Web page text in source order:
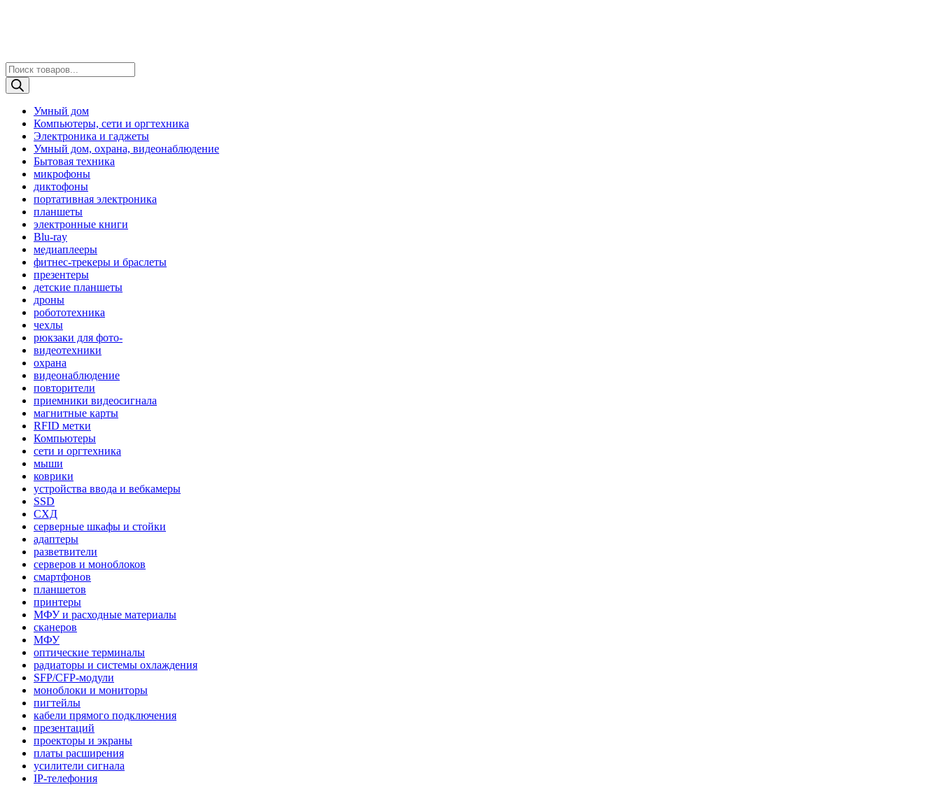
Поиск
товаров
Умный дом
Компьютеры, сети и оргтехника
Электроника и гаджеты
Умный дом, охрана, видеонаблюдение
Бытовая техника
микрофоны
диктофоны
портативная электроника
планшеты
электронные книги
Blu-ray
медиаплееры
фитнес-трекеры и браслеты
презентеры
детские планшеты
дроны
робототехника
чехлы
рюкзаки для фото-
видеотехники
охрана
видеонаблюдение
повторители
приемники видеосигнала
магнитные карты
RFID метки
Компьютеры
сети и оргтехника
мыши
коврики
устройства ввода и вебкамеры
SSD
СХД
серверные шкафы и стойки
адаптеры
разветвители
серверов и моноблоков
смартфонов
планшетов
принтеры
МФУ и расходные материалы
сканеров
МФУ
оптические терминалы
радиаторы и системы охлаждения
SFP/CFP-модули
моноблоки и мониторы
пигтейлы
кабели прямого подключения
презентаций
проекторы и экраны
платы расширения
усилители сигнала
IP-телефония